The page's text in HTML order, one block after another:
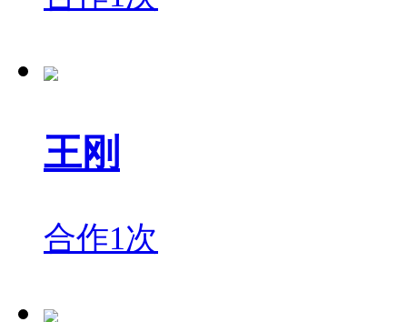
王刚
合作1次